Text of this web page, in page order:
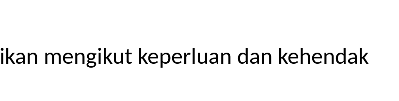
mengikut keperluan dan kehendak